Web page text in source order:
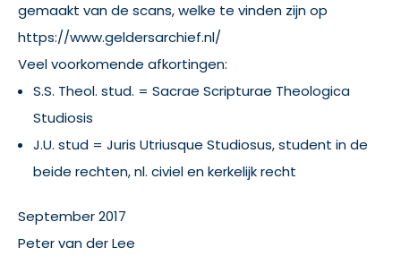
gemaakt van de scans, welke te vinden zijn op
https://www.geldersarchief.nl/
Veel voorkomende afkortingen:
S.S. Theol. stud. = Sacrae Scripturae Theologica
Studiosis
J.U. stud = Juris Utriusque Studiosus, student in de
beide rechten, nl. civiel en kerkelijk recht
September 2017
Peter van der Lee